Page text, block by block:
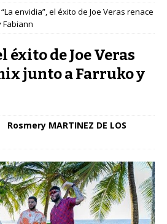
“La envidia”, el éxito de Joe Veras renace
Fabiann
éxito de Joe Veras
junto a Farruko y
Rosmery MARTINEZ DE LOS